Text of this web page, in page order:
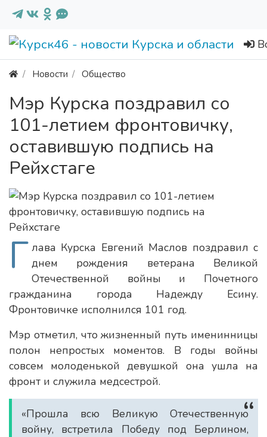
Новости Общество
Мэр Курска поздравил со
101-летием фронтовичку,
оставившую подпись на
Рейхстаге
Г лава Курска Евгений Маслов поздравил с
днем рождения ветерана Великой
Отечественной войны и Почетного
гражданина города Надежду Есину.
Фронтовичке исполнился 101 год.
Мэр отметил, что жизненный путь именинницы
полон непростых моментов. В годы войны
совсем молоденькой девушкой она ушла на
фронт и служила медсестрой.
«Прошла всю Великую Отечественную
войну, встретила Победу под Берлином,